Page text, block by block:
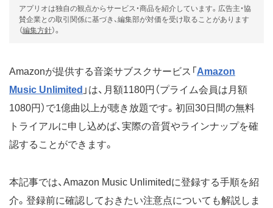
アプリオは独自の観点からサービス・商品を紹介しています。広告主・協
賛企業との取引関係に基づき、編集部が対価を受け取ることがあります
（編集方針）。
Amazonが提供する音楽サブスクサービス「 Amazon
Music Unlimited 」は、月額1180円（プライム会員は月額
1080円）で1億曲以上が聴き放題です。初回30日間の無料
トライアルに申し込めば、実際の音質やラインナップを確
認することができます。
本記事では、Amazon Music Unlimitedに登録する手順を紹
介。登録前に確認しておきたい注意点についても解説しま